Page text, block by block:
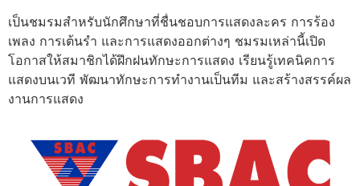
เป็นชมรมสำหรับนักศึกษาที่ชื่นชอบการแสดงละคร การร้อง
เพลง การเต้นรำ และการแสดงออกต่างๆ ชมรมเหล่านี้เปิด
โอกาสให้สมาชิกได้ฝึกฝนทักษะการแสดง เรียนรู้เทคนิคการ
แสดงบนเวที พัฒนาทักษะการทำงานเป็นทีม และสร้างสรรค์ผล
งานการแสดง